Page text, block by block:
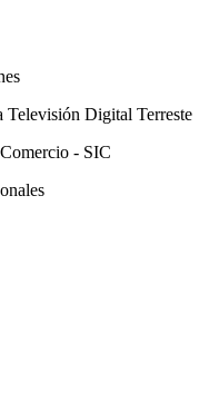
Televisión Digital Terreste
- SIC